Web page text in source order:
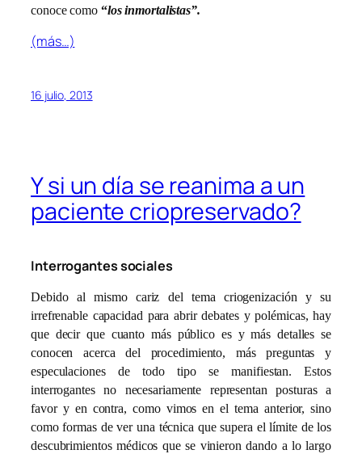
conoce como “los inmortalistas”.
(más…)
16 julio, 2013
Y si un día se reanima a un
paciente criopreservado?
Interrogantes sociales
Debido al mismo cariz del tema criogenización y su
irrefrenable capacidad para abrir debates y polémicas, hay
que decir que cuanto más público es y más detalles se
conocen acerca del procedimiento, más preguntas y
especulaciones de todo tipo se manifiestan. Estos
interrogantes no necesariamente representan posturas a
favor y en contra, como vimos en el tema anterior, sino
como formas de ver una técnica que supera el límite de los
descubrimientos médicos que se vinieron dando a lo largo